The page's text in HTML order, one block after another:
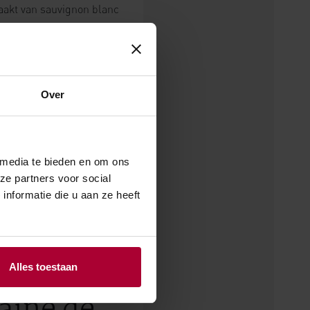
Over
te bieden en om ons
partners voor social
die u aan ze heeft
Alles toestaan
van sauvignon blanc
onbekendheid ook nog
eraan te herinneren
voor alle sauvignon
de sauvignon blancs die
Paul